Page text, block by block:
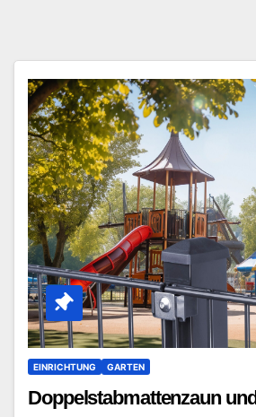
EINRICHTUNG GARTEN
Doppelstabmattenzaun und